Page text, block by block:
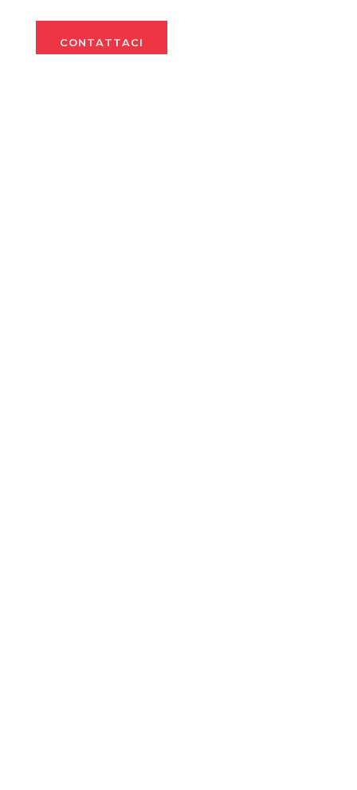
CONTATTACI